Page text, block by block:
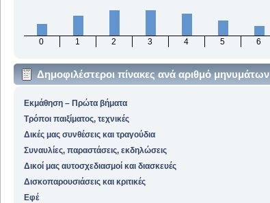
0 1 2 3 4 5 6
Δημοφιλέστεροι πίνακες ανά αριθμό μηνυμάτων
Εκμάθηση – Πρώτα βήματα
Τρόποι παιξίματος, τεχνικές
Δικές μας συνθέσεις και τραγούδια
Συναυλίες, παραστάσεις, εκδηλώσεις
Δικοί μας αυτοσχεδιασμοί και διασκευές
Δισκοπαρουσιάσεις και κριτικές
Εφέ